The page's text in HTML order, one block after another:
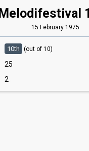
Melodifestival
15 February 1975
10th (out of 10)
25
2